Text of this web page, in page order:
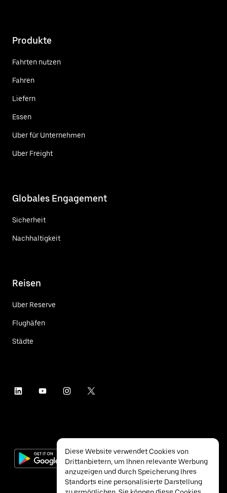
Produkte
Fahrten nutzen
Fahren
Liefern
Essen
Uber für Unternehmen
Uber Freight
Globales Engagement
Sicherheit
Nachhaltigkeit
Reisen
Uber Reserve
Flughäfen
Städte
Diese Website verwendet Cookies von
Drittanbietern, um Ihnen relevante Werbung
anzuzeigen und durch Speicherung Ihres
Standorts eine personalisierte Darstellung